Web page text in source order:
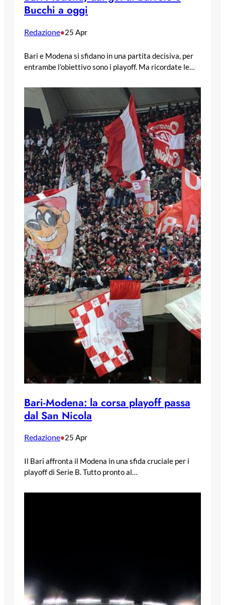
Bucchi a oggi
Redazione•25 Apr
Bari e Modena si sfidano in una partita decisiva, per
entrambe l’obiettivo sono i playoff. Ma ricordate le…
Bari-Modena: la corsa playoff passa
dal San Nicola
Redazione•25 Apr
Il Bari affronta il Modena in una sfida cruciale per i
playoff di Serie B. Tutto pronto al…